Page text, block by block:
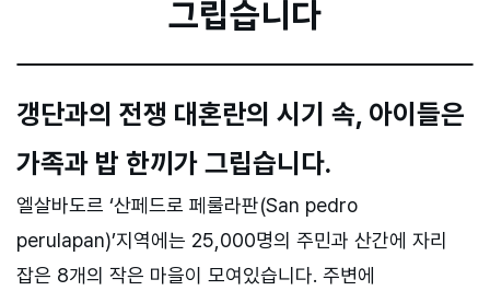
그립습니다
갱단과의 전쟁 대혼란의 시기 속, 아이들은
가족과 밥 한끼가 그립습니다.
엘살바도르 ‘산페드로 페룰라판(San pedro
perulapan)’지역에는 25,000명의 주민과 산간에 자리
잡은 8개의 작은 마을이 모여있습니다. 주변에